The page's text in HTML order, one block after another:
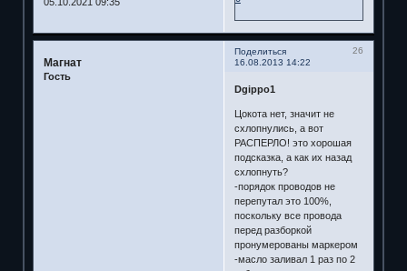
Поделиться
26
16.08.2013 14:22
Магнат
Гость
Dgippo1
Цокота нет, значит не
схлопнулись, а вот
РАСПЕРЛО! это хорошая
подсказка, а как их назад
схлопнуть?
-порядок проводов не
перепутал это 100%,
поскольку все провода
перед разборкой
пронумерованы маркером
-масло заливал 1 раз по 2